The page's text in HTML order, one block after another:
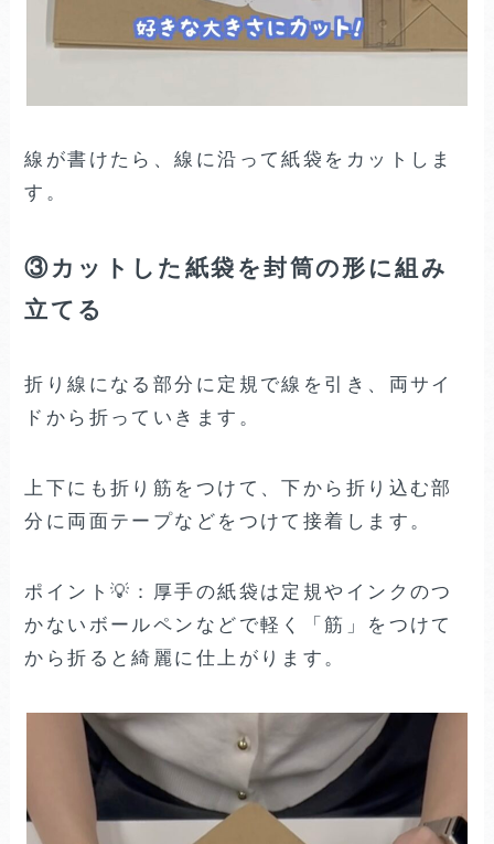
線が書けたら、線に沿って紙袋をカットしま
す。
③カットした紙袋を封筒の形に組み
立てる
折り線になる部分に定規で線を引き、両サイ
ドから折っていきます。
上下にも折り筋をつけて、下から折り込む部
分に両面テープなどをつけて接着します。
ポイント💡：厚手の紙袋は定規やインクのつ
かないボールペンなどで軽く「筋」をつけて
から折ると綺麗に仕上がります。